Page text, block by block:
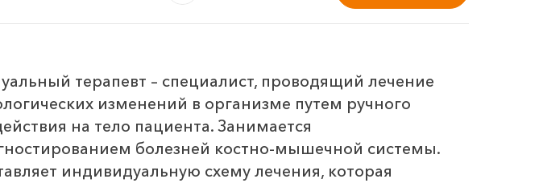
терапевт – специалист, проводящий лечение
изменений в организме путем ручного
на тело пациента. Занимается
болезней костно-мышечной системы.
индивидуальную схему лечения, которая